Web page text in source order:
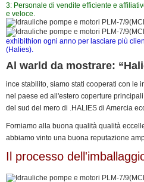
3: Personale di vendite efficiente e
e veloce.
exhibithion ogni anno per lasciare più
(Halies).
Al warld da mostrare:
ince stabilito, siamo stati cooperati con le
nel paese ed all'estero coperture
del sud del mero di .HALIES di Amercia
Forniamo alla buona qualità qualità
abbiamo vinto una buona reputazione
Il processo